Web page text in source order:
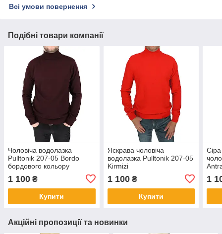
Всі умови повернення
Подібні товари компанії
Чоловіча водолазка
Pulltonik 207-05 Bordo
бордового кольору
1 100 ₴
Купити
Яскрава чоловіча
водолазка Pulltonik 207-05
Kirmizi
1 100₴
Купити
1
Акційні пропозиції та новинки